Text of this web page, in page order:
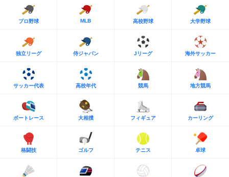
プロ野球 MLB 高校野球 大学野球
独立リーグ 侍ジャパン Jリーグ 海外サッカー
サッカー代表 高校年代 競馬 地方競馬
ボートレース 大相撲 フィギュア カーリング
格闘技 ゴルフ テニス 卓球